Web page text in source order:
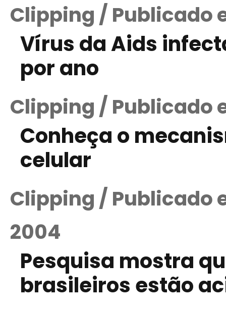
Clipping / Publicado
Vírus da Aids
por ano
Clipping / Publicado
Conheça o
celular
Clipping / Publicado
2004
Pesquisa mostra
brasileiros estão